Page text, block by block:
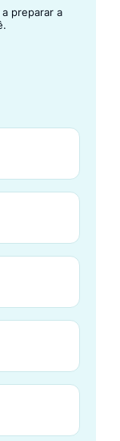
preparar a